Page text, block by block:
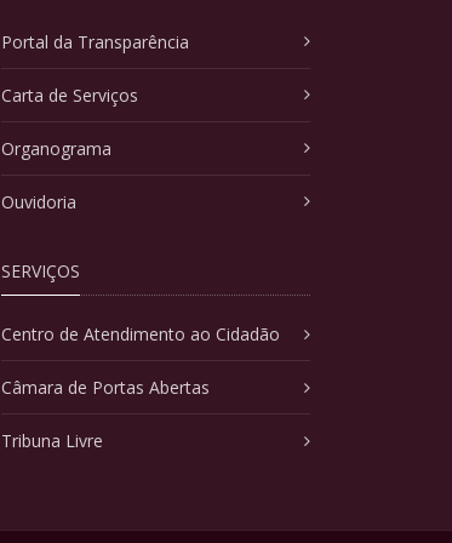
Portal da Transparência
Carta de Serviços
Organograma
Ouvidoria
SERVIÇOS
Centro de Atendimento ao Cidadão
Câmara de Portas Abertas
Tribuna Livre